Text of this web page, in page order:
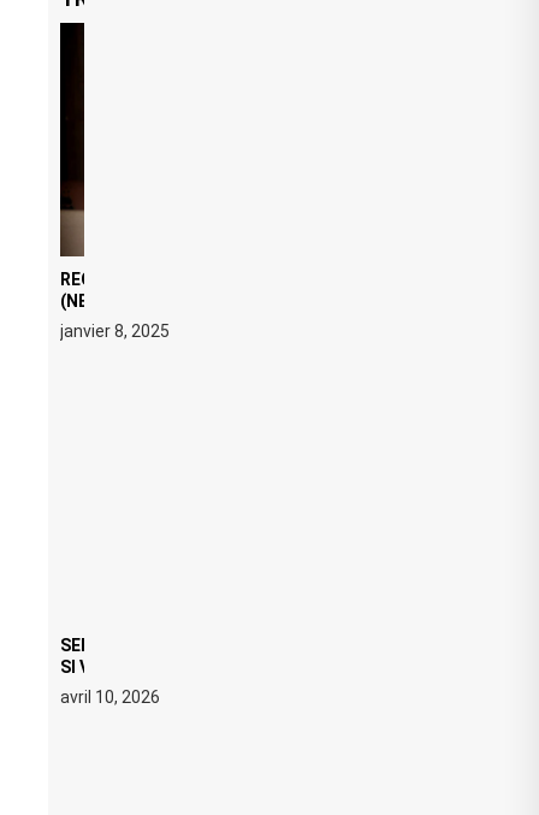
REGARD ÉDITORIAL SUR JE M’APPELLE TIM
(NETFLIX) : AVICII, OU LE DOUBLE VISAGE D’UNE
ICÔNE SURCHAUFFÉE
janvier 8, 2025
SERATO DJ PRO 4.0.6 : CE QUE ÇA CHANGE, MÊME
SI VOUS N’ÊTES NI DJ NI PRODUCTEUR·ICE
avril 10, 2026